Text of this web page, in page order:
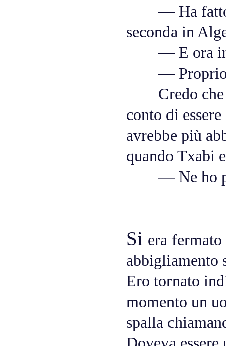
— Ha fatto
seconda in
— E ora
— Proprio
Credo che
conto di
avrebbe più
quando Txabi
— Ne ho
Si era
abbigliamento
Ero tornato
momento un
spalla